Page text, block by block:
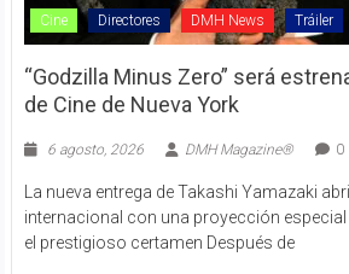
Cine Directores DMH News Tráiler
“Godzilla Minus Zero” será
de Cine de Nueva York
6 agosto, 2026 DMH Magazine® 0
La nueva entrega de Takashi Yamazaki
internacional con una proyección especial
el prestigioso certamen Después de